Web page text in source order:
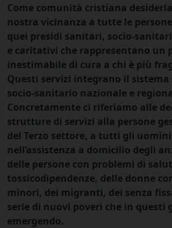
Come comunità cristiana
nostra vicinanza a tutte le
quei presidi sanitari, socio-
e caritativi che rappresentano un
inestimabile di cura a chi è più
Questi servizi integrano il
socio-sanitario nazionale e
Concretamente ci riferiamo alle
strutture di servizi alla persone
del Terzo settore, a tutti gli
nell’assistenza a domicilio degli
delle persone con problemi di
tossicodipendenze, delle donne
minori, dei migranti, dei senza
serie di nuovi poveri che in questi
emergendo.